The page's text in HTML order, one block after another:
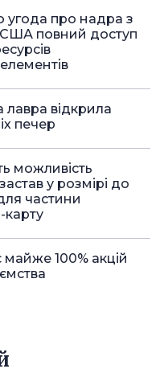
угода про надра з
повний доступ
лавра відкрила
печер
можливість
у розмірі до
частини
карту
100% акцій